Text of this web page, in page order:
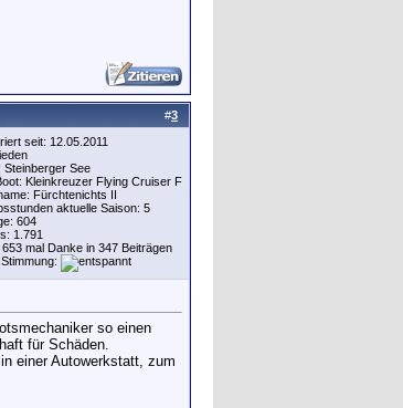
#3
seit: 12.05.2011
Steinberger See
Kleinkreuzer Flying Cruiser F
Fürchtenichts II
aktuelle Saison: 5
604
1.791
653 mal Danke in 347 Beiträgen
so einen
für Schäden.
einer Autowerkstatt, zum